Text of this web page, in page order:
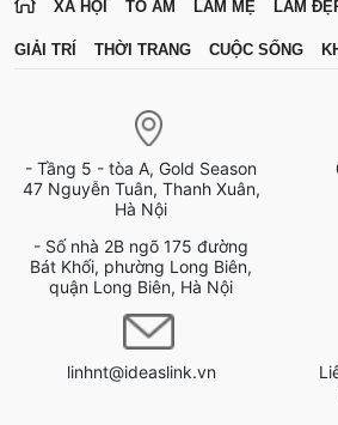
XÃ HỘI TỔ ẤM LÀM MẸ LÀM
GIẢI TRÍ THỜI TRANG CUỘC SỐNG
- Tầng 5 - tòa A, Gold Season
47 Nguyễn Tuân, Thanh Xuân,
Hà Nội
- Số nhà 2B ngõ 175 đường
Bát Khối, phường Long Biên,
quận Long Biên, Hà Nội
linhnt@ideaslink.vn